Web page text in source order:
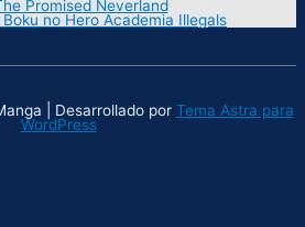
Promised Neverland
no Hero Academia Illegals
| Desarrollado por Tema Astra para
WordPress